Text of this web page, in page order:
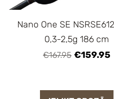
Nano One SE
0,3-2,5g 186 cm
€167.95 €159.95